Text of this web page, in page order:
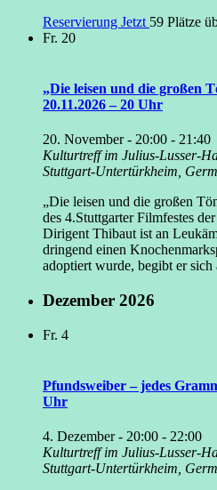
Reservierung Jetzt 59 Plätze
Fr. 20
„Die leisen und die großen
20.11.2026 – 20 Uhr
20. November - 20:00 - 21:40
Kulturtreff im Julius-Lusser-
Stuttgart-Untertürkheim,
„Die leisen und die großen
des 4.Stuttgarter Filmfestes
Dirigent Thibaut ist an
dringend einen
adoptiert wurde, begibt er sich
Dezember 2026
Fr. 4
Pfundsweiber – jedes
Uhr
4. Dezember - 20:00 - 22:00
Kulturtreff im Julius-Lusser-
Stuttgart-Untertürkheim,